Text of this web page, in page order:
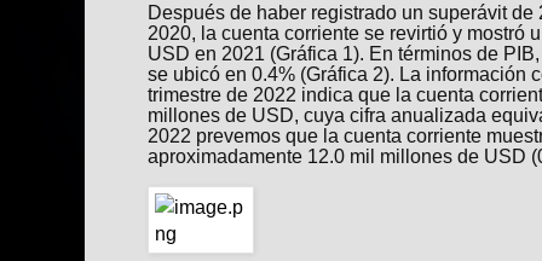
Después de haber registrado un superávit
2020, la cuenta corriente se revirtió y mostró
USD en 2021 (Gráfica 1). En términos de
se ubicó en 0.4% (Gráfica 2). La información
trimestre de 2022 indica que la cuenta
millones de USD, cuya cifra anualizada
2022 prevemos que la cuenta corriente
aproximadamente 12.0 mil millones de USD